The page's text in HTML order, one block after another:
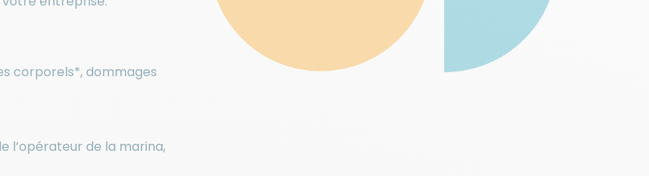
corporels*, dommages
l’opérateur de la marina,